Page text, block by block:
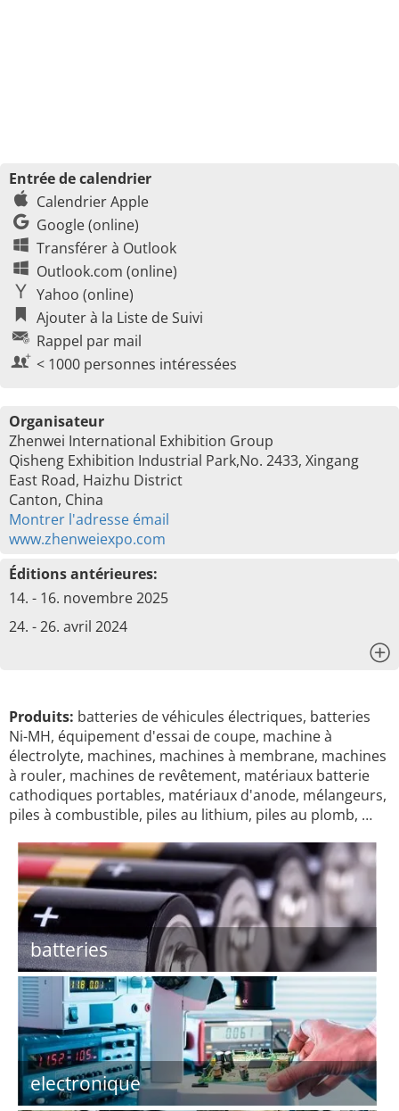
Entrée de calendrier
Calendrier Apple
Google (online)
Transférer à Outlook
Outlook.com (online)
Yahoo (online)
Ajouter à la Liste de Suivi
Rappel par mail
< 1000 personnes intéressées
Organisateur
Zhenwei International Exhibition Group
Qisheng Exhibition Industrial Park,No. 2433, Xingang
East Road, Haizhu District
Canton, China
Montrer l'adresse émail
www.zhenweiexpo.com
Éditions antérieures:
14. - 16. novembre 2025
24. - 26. avril 2024
Produits: batteries de véhicules électriques, batteries
Ni-MH, équipement d'essai de coupe, machine à
électrolyte, machines, machines à membrane, machines
à rouler, machines de revêtement, matériaux batterie
cathodiques portables, matériaux d'anode, mélangeurs,
piles à combustible, piles au lithium, piles au plomb, …
batteries
electronique